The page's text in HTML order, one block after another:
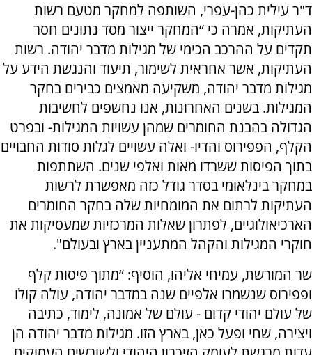
ד"ר עילית כהן-עפרי, השותפה למחקר מטעם רשות
העתיקות, אמרה כי “המחקר ייצור מסד נתונים חסר
תקדים על ההרכב הכימי של מגילות מדבר יהודה. רשות
העתיקות, אשר אחראית לשימור, תיעוד והנגשת הידע על
מגילות מדבר יהודה, משקיעה מאמצים כבירים בחקר
המגילות. בשנים האחרונות, אנו נחשפים לחשיבות
הגדולה בהבנת החומרים שמהן עשויות המגילות- ובפרט
הקלף, הפפירוס והדיו- ואלה עשויים לגלות סודות החבויים
בתוך הפיסות ששרדו מאות ואלפי שנים. השתתפות
במחקר בינלאומי בסדר גודל כזה מאפשרת לרשות
העתיקות לרתום את המומחיות שלה בחקר החומרים
הארכיאולוגיים, לפתרון שאלות המרכזיות שמעסיקות את
חוקרי המגילות והקהל המתעניין בארץ ובעולם".
שר המורשת, עמיחי אליהו, הוסיף: “מתוך פיסות קלף
ופפירוס שנשמרו אלפיים שנה במדבר יהודה, עולה קולו
של עולם יהודי קדום - עולם של אמונה, לימוד, כתיבה
ויצירה, שחי ופעל כאן, בארץ הזו. מגילות מדבר יהודה הן